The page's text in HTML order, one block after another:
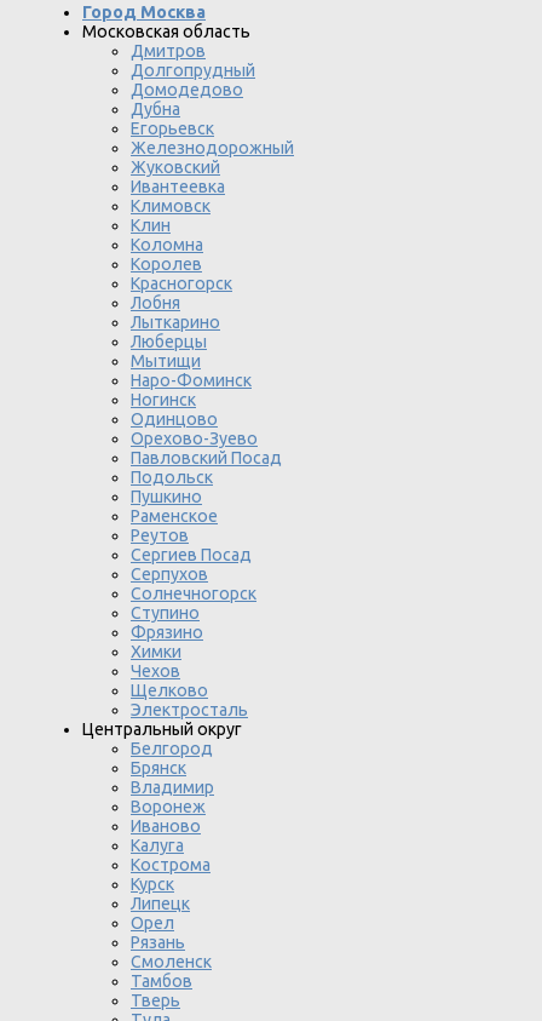
Город Москва
Московская область
Дмитров
Долгопрудный
Домодедово
Дубна
Егорьевск
Железнодорожный
Жуковский
Ивантеевка
Климовск
Клин
Коломна
Королев
Красногорск
Лобня
Лыткарино
Люберцы
Мытищи
Наро-Фоминск
Ногинск
Одинцово
Орехово-Зуево
Павловский Посад
Подольск
Пушкино
Раменское
Реутов
Сергиев Посад
Серпухов
Солнечногорск
Ступино
Фрязино
Химки
Чехов
Щелково
Электросталь
Центральный округ
Белгород
Брянск
Владимир
Воронеж
Иваново
Калуга
Кострома
Курск
Липецк
Орел
Рязань
Смоленск
Тамбов
Тверь